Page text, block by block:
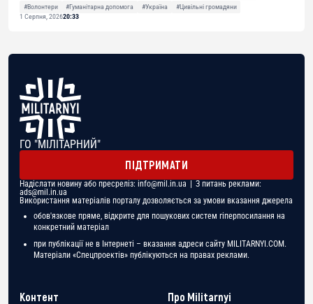
#Волонтери
#Гуманітарна допомога #Україна
#Цивільні громадяни
1 Серпня, 202620:33
ГО "МІЛІТАРНИЙ"
ПІДТРИМАТИ
Надіслати новину або пресреліз: info@mil.in.ua | З питань реклами:
ads@mil.in.ua
Використання матеріалів порталу дозволяється за умови вказання джерела
обов'язкове пряме, відкрите для пошукових систем гіперпосилання на
конкретний матеріал
при публікації не в Інтернеті – вказання адреси сайту MILITARNYI.COM.
Матеріали «Спецпроектів» публікуються на правах реклами.
Контент Про Militarnyi